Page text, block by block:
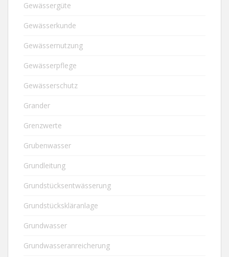
Gewässergüte
Gewässerkunde
Gewässernutzung
Gewässerpflege
Gewässerschutz
Grander
Grenzwerte
Grubenwasser
Grundleitung
Grundstücksentwässerung
Grundstückskläranlage
Grundwasser
Grundwasseranreicherung